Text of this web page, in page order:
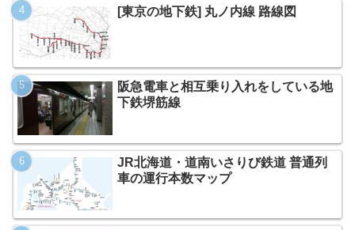
[東京の地下鉄] 丸ノ内線 路線図
阪急電車と相互乗り入れをしている地
下鉄堺筋線
JR北海道・道南いさりび鉄道 普通列
車の運行本数マップ